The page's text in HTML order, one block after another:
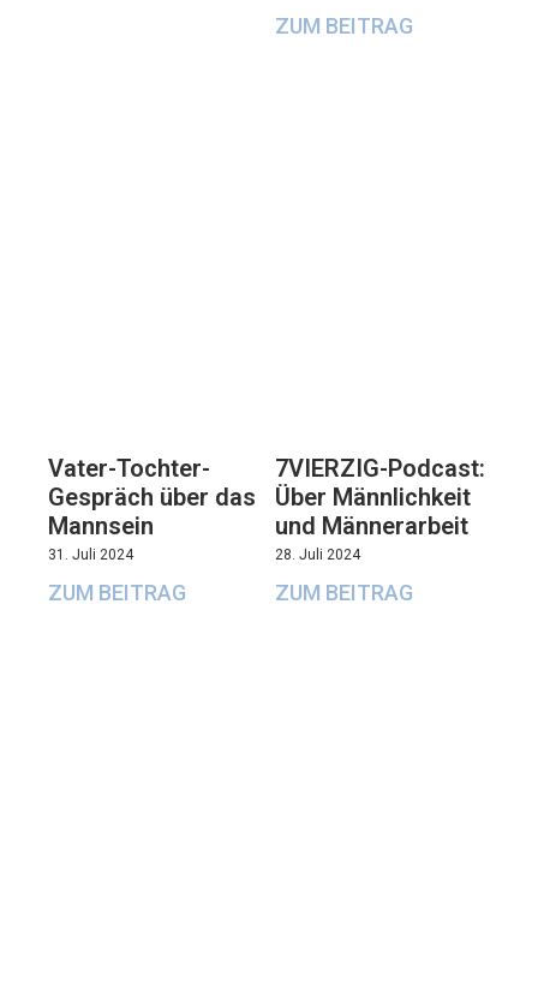
ZUM BEITRAG
Vater-Tochter-
Gespräch über das
Mannsein
31. Juli 2024
ZUM BEITRAG
7VIERZIG-Podcast:
Über Männlichkeit
und Männerarbeit
28. Juli 2024
ZUM BEITRAG